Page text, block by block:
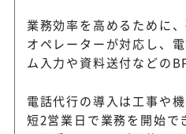
業務効率を高めるために
オペレーターが対応し、
ム入力や資料送付などの
電話代行の導入は工事や
短2営業日で業務を開始で